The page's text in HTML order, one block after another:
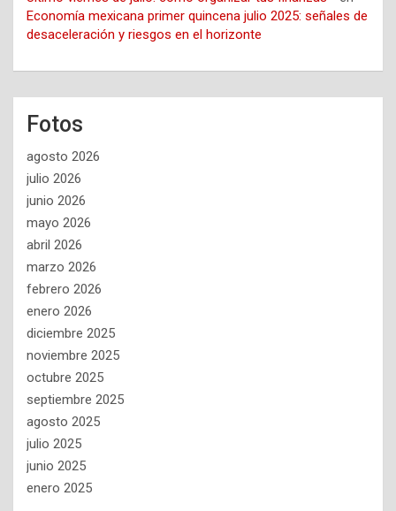
Economía mexicana primer quincena julio 2025: señales de
desaceleración y riesgos en el horizonte
Fotos
agosto 2026
julio 2026
junio 2026
mayo 2026
abril 2026
marzo 2026
febrero 2026
enero 2026
diciembre 2025
noviembre 2025
octubre 2025
septiembre 2025
agosto 2025
julio 2025
junio 2025
enero 2025